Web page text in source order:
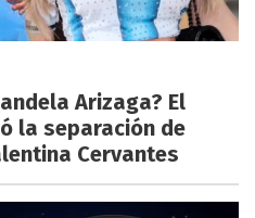
Arizaga? El
la separación de
Cervantes